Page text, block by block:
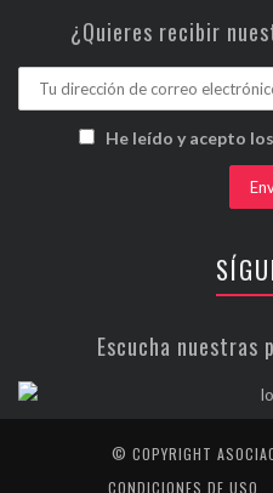
¿Quieres recibir
He leído y acepto
Escucha
© COPYRIGHT
CONDICIONES DE USO